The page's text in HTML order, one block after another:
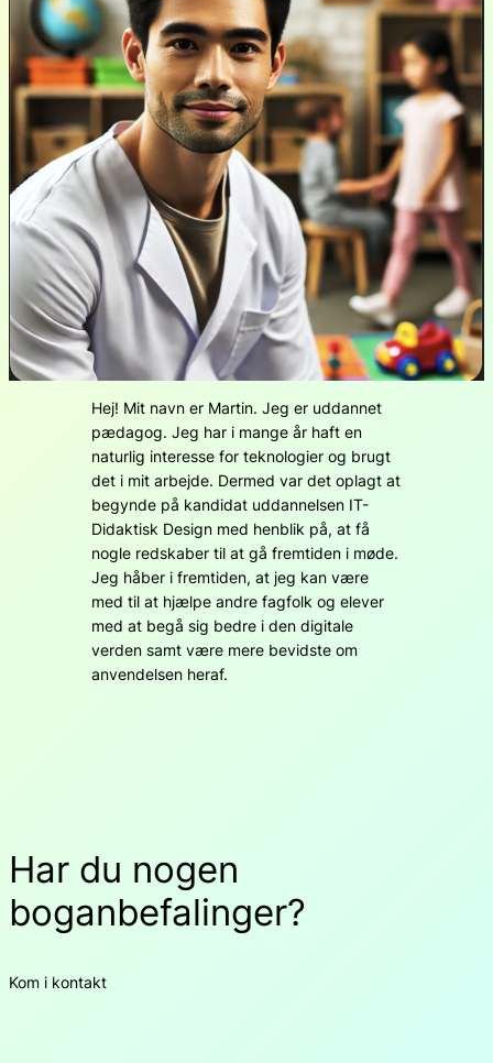
Hej! Mit navn er Martin. Jeg er uddannet
pædagog. Jeg har i mange år haft en
naturlig interesse for teknologier og brugt
det i mit arbejde. Dermed var det oplagt at
begynde på kandidat uddannelsen IT-
Didaktisk Design med henblik på, at få
nogle redskaber til at gå fremtiden i møde.
Jeg håber i fremtiden, at jeg kan være
med til at hjælpe andre fagfolk og elever
med at begå sig bedre i den digitale
verden samt være mere bevidste om
anvendelsen heraf.
Har du nogen
boganbefalinger?
Kom i kontakt